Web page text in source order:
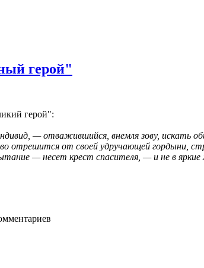
герой"
герой":
— отважившийся, внемля зову,
отрешится от своей удручающей гордыни,
— несет крест спасителя, — и не в яркие